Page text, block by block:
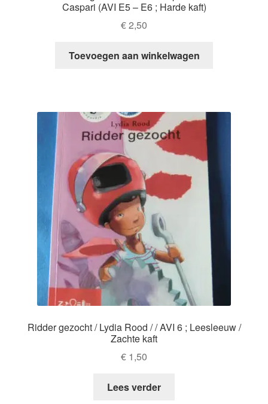
Caspari (AVI E5 – E6 ; Harde kaft)
€2,50
Toevoegen aan winkelwagen
Ridder gezocht / Lydia Rood / / AVI 6 ; Leesleeuw /
Zachte kaft
€ 1,50
Lees verder